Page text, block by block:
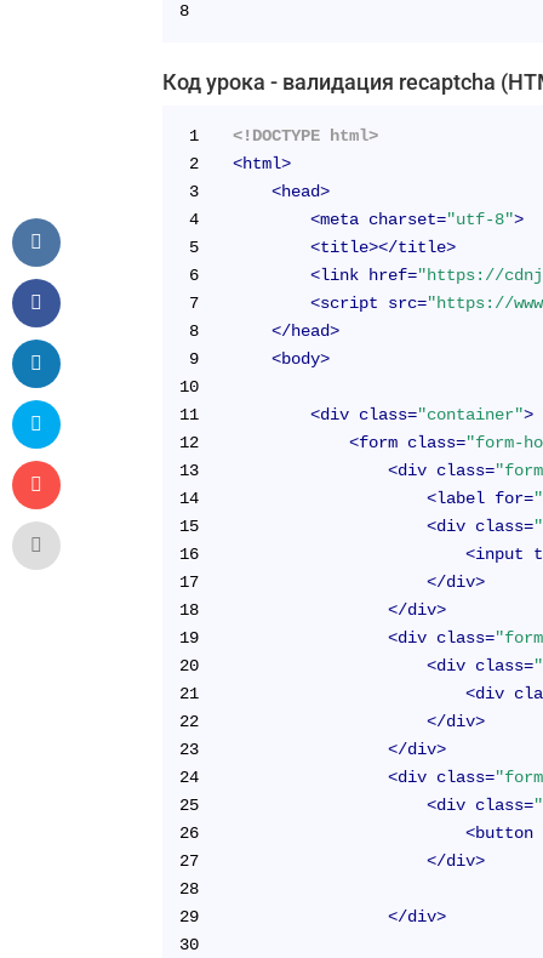
8
Код урока - валидация recaptcha
1
<!DOCTYPE html>
2
<html>
3
<head>
4
<meta charset="utf-8">
5
<title></title>
6
<link href="https://
7
<script src="https://
8
</head>
9
<body>
10
11
<div class="container">
12
<form class="form-
13
<div class=
14
<label for=
15
<div class=
16
<input
17
</div>
18
</div>
19
<div class=
20
<div class=
21
<div
22
</div>
23
</div>
24
<div class=
25
<div class=
26
<button
27
</div>
28
29
</div>
30